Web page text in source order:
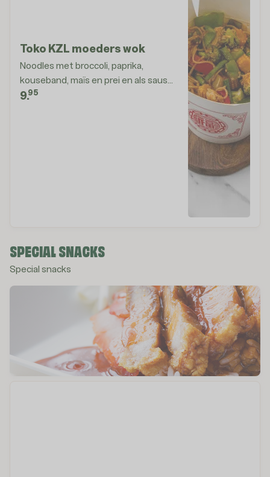
Toko KZL moeders wok
Noodles met broccoli, paprika,
kouseband, maïs en prei en als saus
zoetzuur
9.95
SPECIAL SNACKS
Special snacks